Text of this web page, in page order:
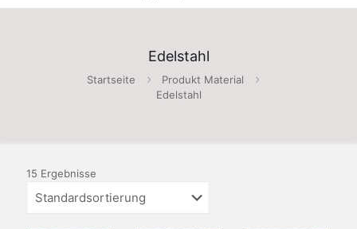
Edelstahl
Startseite
Produkt Material
Edelstahl
15 Ergebnisse